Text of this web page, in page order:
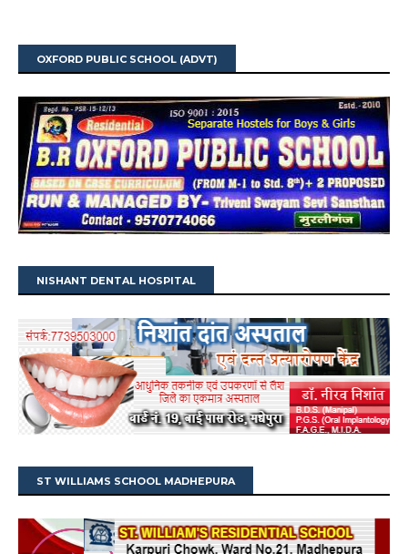
OXFORD PUBLIC SCHOOL (ADVT)
NISHANT DENTAL HOSPITAL
ST WILLIAMS SCHOOL MADHEPURA